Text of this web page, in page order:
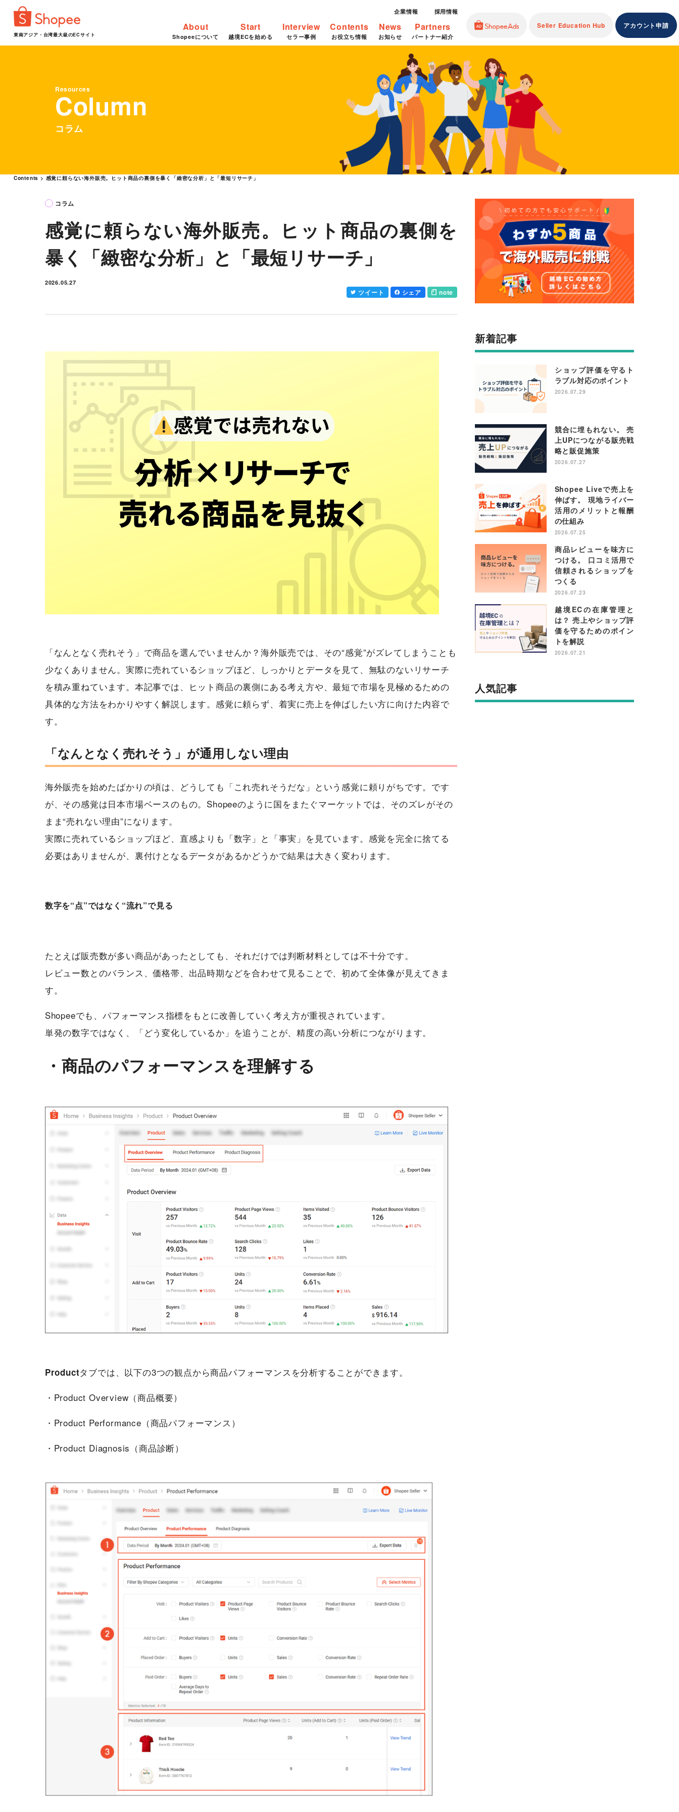
東南アジア・台湾最大級のECサイト
企業情報 採用情報
About
Shopeeについて
Start
越境ECを始める
Interview
セラー事例
Contents
お役立ち情報
News
お知らせ
Partners
パートナー紹介
Seller Education Hub アカウント申請
Resources
Column
コラム
Contents > 感覚に頼らない海外販売。ヒット商品の裏側を暴く「緻密な分析」と「最短リサーチ」
コラム
感覚に頼らない海外販売。ヒット商品の裏側を
暴く「緻密な分析」と「最短リサーチ」
2026.05.27
ツイート シェア note
「なんとなく売れそう」で商品を選んでいませんか？海外販売では、その“感覚”がズレてしまうことも
少なくありません。実際に売れているショップほど、しっかりとデータを見て、無駄のないリサーチ
を積み重ねています。本記事では、ヒット商品の裏側にある考え方や、最短で市場を見極めるための
具体的な方法をわかりやすく解説します。感覚に頼らず、着実に売上を伸ばしたい方に向けた内容で
す。
「なんとなく売れそう」が通用しない理由
海外販売を始めたばかりの頃は、どうしても「これ売れそうだな」という感覚に頼りがちです。です
が、その感覚は日本市場ベースのもの。Shopeeのように国をまたぐマーケットでは、そのズレがその
まま“売れない理由”になります。
実際に売れているショップほど、直感よりも「数字」と「事実」を見ています。感覚を完全に捨てる
必要はありませんが、裏付けとなるデータがあるかどうかで結果は大きく変わります。
数字を“点”ではなく“流れ”で見る
たとえば販売数が多い商品があったとしても、それだけでは判断材料としては不十分です。
レビュー数とのバランス、価格帯、出品時期などを合わせて見ることで、初めて全体像が見えてきま
す。
Shopeeでも、パフォーマンス指標をもとに改善していく考え方が重視されています。
単発の数字ではなく、「どう変化しているか」を追うことが、精度の高い分析につながります。
・商品のパフォーマンスを理解する
Productタブでは、以下の3つの観点から商品パフォーマンスを分析することができます。
・Product Overview（商品概要）
・Product Performance（商品パフォーマンス）
・Product Diagnosis（商品診断）
新着記事
ショップ評価を守るト
ラブル対応のポイント
2026.07.29
競合に埋もれない。 売
上UPにつながる販売戦
略と販促施策
2026.07.27
Shopee Liveで売上を
伸ばす。 現地ライバー
活用のメリットと報酬
の仕組み
2026.07.25
商品レビューを味方に
つける。 口コミ活用で
信頼されるショップを
つくる
2026.07.23
越境ECの在庫管理と
は？ 売上やショップ評
価を守るためのポイン
トを解説
2026.07.21
人気記事